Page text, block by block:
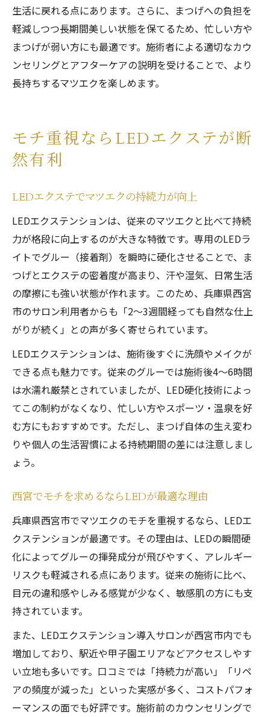
生活に戻れる点にあります。さらに、まつげへの負担を
軽減しつつ長期間美しい状態を保てるため、忙しい方や
まつげが弱い方にも最適です。施術者による適切なカウ
ンセリングとアフターケアの説明を受けることで、より
長持ちするマツエクを楽しめます。
モチ重視ならLEDエクステが断
然有利
LEDエクステでマツエクの持続力が向上
LEDエクステンションは、従来のマツエクと比べて持続
力が格段に向上するのが大きな特徴です。専用のLEDラ
イトでグルー（接着剤）を瞬時に硬化させることで、ま
つげとエクステの密着度が高まり、汗や湿気、日常生活
の摩擦にも強い状態が作れます。このため、兵庫県西宮
市のサロン利用者からも「2～3週間経っても自然な仕上
がりが続く」との声が多く寄せられています。
LEDエクステンションは、施術後すぐに洗顔やメイクが
できる点も魅力です。従来のグルーでは施術後4～6時間
は水濡れ厳禁とされていましたが、LED硬化技術によっ
てこの制約がなくなり、忙しい方やスポーツ・温泉を好
む方にもおすすめです。ただし、まつげ自体の生え変わ
りや個人の生活習慣による持続期間の差には注意しまし
ょう。
西宮でモチを求めるならLEDが最適な理由
兵庫県西宮市でマツエクのモチを重視するなら、LEDエ
クステンションが最適です。その理由は、LEDの瞬間硬
化によってグルーの揮発成分が飛びやすく、アレルギー
リスクも軽減される点にあります。従来の施術に比べ、
目元の違和感やしみる感覚が少なく、敏感肌の方にも支
持されています。
また、LEDエクステンション導入サロンが西宮市内でも
増加しており、駅近や甲子園エリアなどアクセスしやす
い立地も多いです。口コミでは「持続力が高い」「リペ
アの頻度が減った」といった実感が多く、コストパフォ
ーマンスの面でも好評です。施術前のカウンセリングで